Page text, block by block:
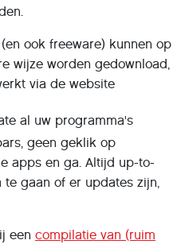
ook freeware) kunnen op
wijze worden gedownload,
via de website
al uw programma's
geen geklik op
apps en ga. Altijd up-to-
gaan of er updates zijn,
een compilatie van (ruim